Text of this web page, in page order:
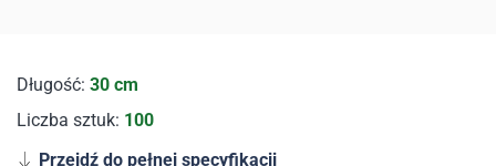
Długość: 30 cm
Liczba sztuk: 100
Przejdź do pełnej specyfikacji